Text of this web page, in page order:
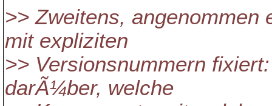
>> Zweitens,
mit expliziten
>> Versionsnummern
darÃ¼ber, welche